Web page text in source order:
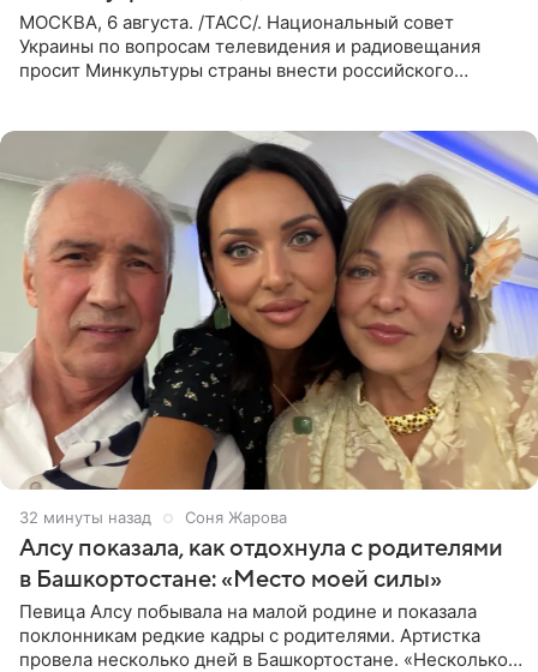
МОСКВА, 6 августа. /ТАСС/. Национальный совет
Украины по вопросам телевидения и радиовещания
просит Минкультуры страны внести российского
32 минуты назад Соня Жарова
Алсу показала, как отдохнула с родителями
в Башкортостане: «Место моей силы»
Певица Алсу побывала на малой родине и показала
поклонникам редкие кадры с родителями. Артистка
провела несколько дней в Башкортостане. «Несколько